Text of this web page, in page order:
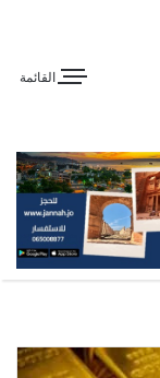
القائمة